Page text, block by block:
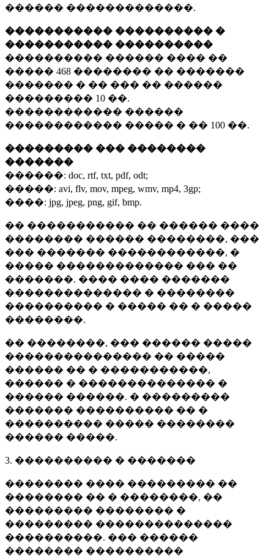
������ �������������.
����������� ���������� �
����������� ����������
���������� ������ ���� ��
����� 468 �������� �� �������
������� � �� ��� �� ������
��������� 10 ��.
������������ ������
������������ ����� � �� 100 ��.
��������� ��� ��������
�������
������: doc, rtf, txt, pdf, odt;
�����: avi, flv, mov, mpeg, wmv, mp4, 3gp;
����: jpg, jpeg, png, gif, bmp.
�� ����������� �� ������ ����
�������� ������ ��������, ���
��� ������� ������������, �
����� ������������� ��� ��
�������. ���� ���� �������
�������������� � ��������
���������� � ����� �� � �����
��������.
�� ��������, ��� ������ �����
��������������� �� �����
������ �� � �����������,
������ � �������������� �
������ ������. � ���������
������� ���������� �� �
���������� ����� ��������
������ �����.
3. ���������� � �������
�������� ���� ��������� ��
�������� �� � ��������, ��
��������� �������� �
��������� ��������������
����������. ��� ������
�������� ����������